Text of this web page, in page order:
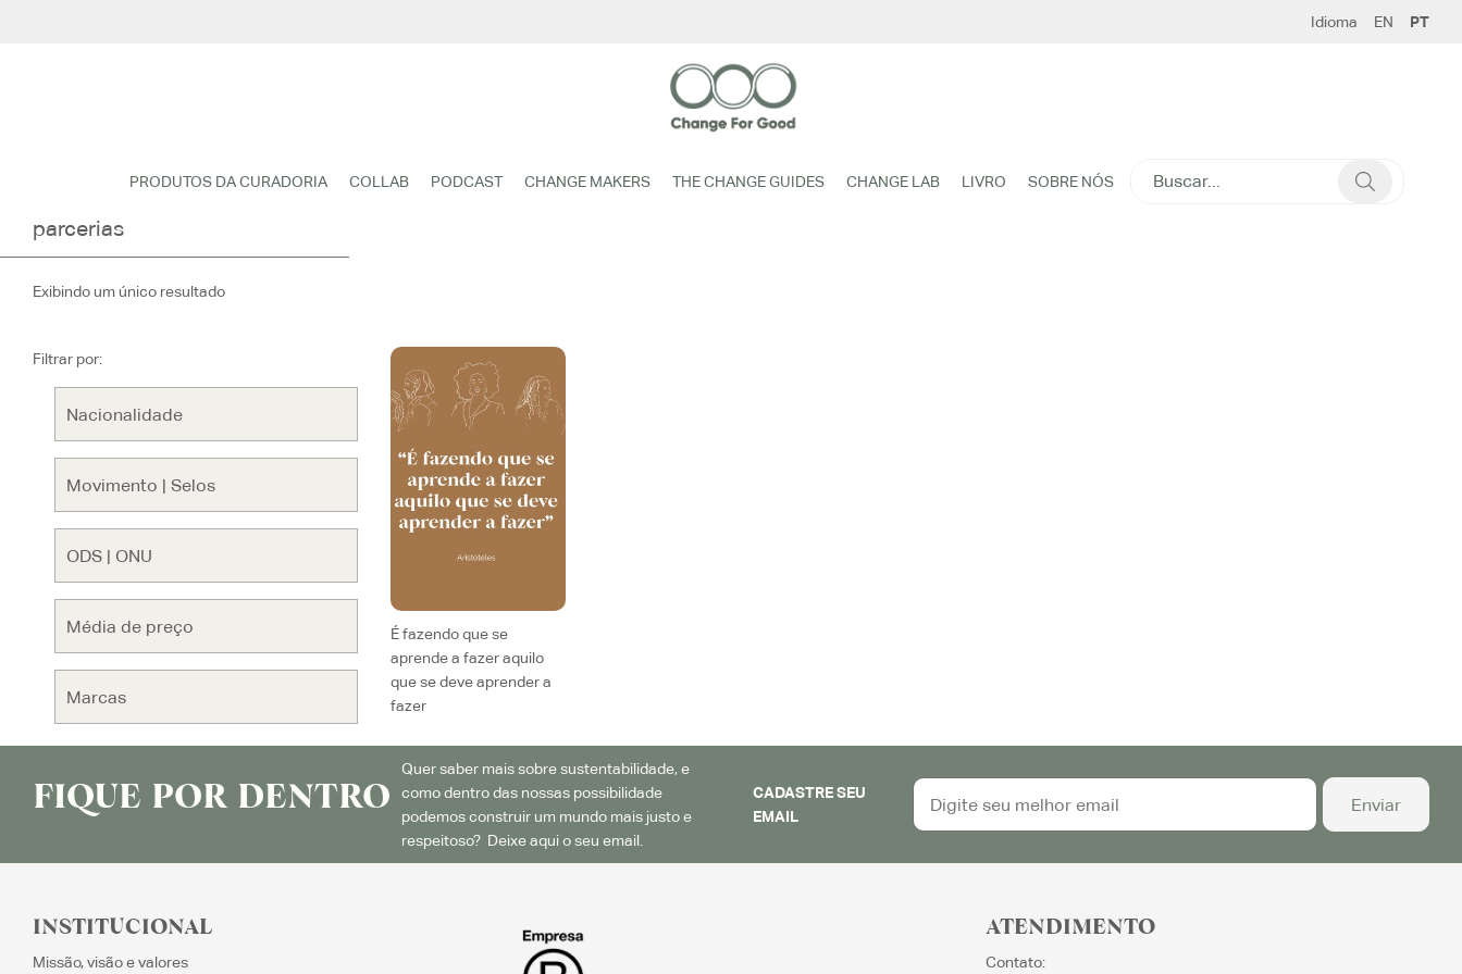
Idioma EN PT
PRODUTOS DA CURADORIA COLLAB PODCAST CHANGE MAKERS THE CHANGE GUIDES CHANGE LAB LIVRO SOBRE NÓS
parcerias
Exibindo um único resultado
Filtrar por:
É fazendo que se
aprende a fazer aquilo
que se deve aprender a
fazer
FIQUE POR DENTRO
Quer saber mais sobre sustentabilidade, e
como dentro das nossas possibilidade
podemos construir um mundo mais justo e
respeitoso? Deixe aqui o seu email.
CADASTRE SEU
EMAIL
INSTITUCIONAL
Missão, visão e valores
ATENDIMENTO
Contato: